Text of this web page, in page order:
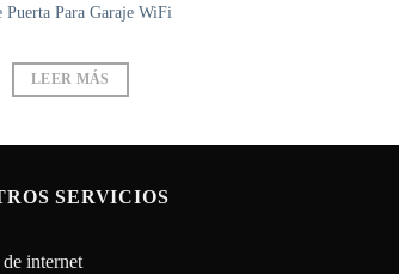
Puerta Para Garaje WiFi
LEER MÁS
SERVICIOS
internet